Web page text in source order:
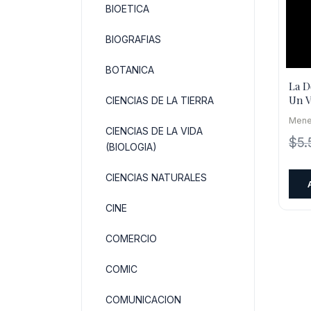
BIOETICA
BIOGRAFIAS
BOTANICA
CIENCIAS DE LA TIERRA
CIENCIAS DE LA VIDA
(BIOLOGIA)
CIENCIAS NATURALES
CINE
COMERCIO
COMIC
COMUNICACION
La
Un
$